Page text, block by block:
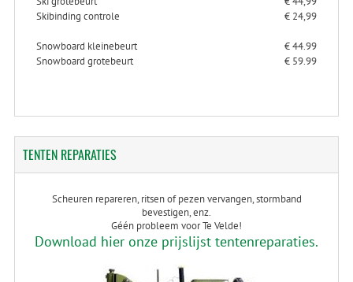
Skibinding controle
€ 24,99
Snowboard kleinebeurt
€ 44.99
Snowboard grotebeurt
€ 59.99
TENTENREPARATIES
Scheuren repareren, ritsen of pezen vervangen, stormband
bevestigen, enz.
Géén probleem voor Te Velde!
Download hier onze prijslijst tentenreparaties.